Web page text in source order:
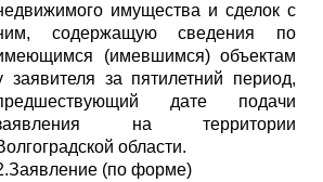
имущества и сделок с
содержащую сведения по
(имевшимся) объектам
заявителя за пятилетний период,
дате подачи
на территории
области.
(по форме)